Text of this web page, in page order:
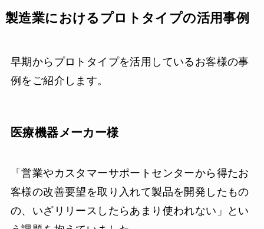
製造業におけるプロトタイプの活用事例
早期からプロトタイプを活用しているお客様の事
例をご紹介します。
医療機器メーカー様
「営業やカスタマーサポートセンターから得たお
客様の改善要望を取り入れて製品を開発したもの
の、いざリリースしたらあまり使われない」とい